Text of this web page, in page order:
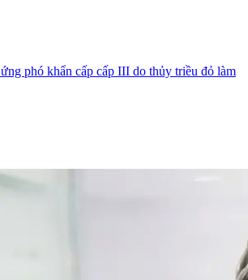
phó khẩn cấp cấp III do thủy triều đỏ làm